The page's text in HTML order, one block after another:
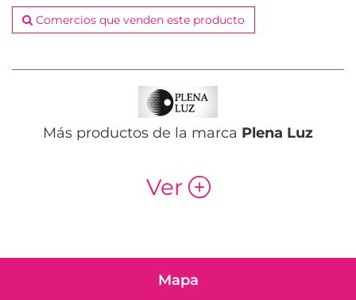
Comercios que venden este producto
Más productos de la marca Plena Luz
Ver p
Mapa